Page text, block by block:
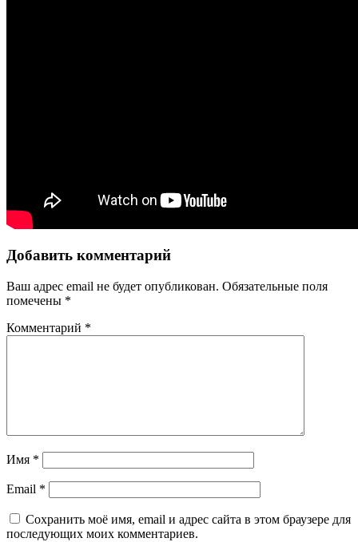
Добавить комментарий
Ваш адрес email не будет опубликован. Обязательные поля
помечены *
Комментарий *
Имя *
Email *
Сохранить моё имя, email и адрес сайта в этом браузере для
последующих моих комментариев.